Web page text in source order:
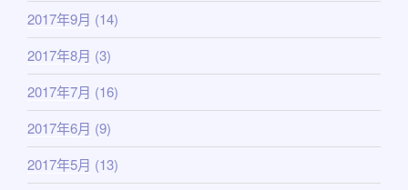
2017年9月 (14)
2017年8月 (3)
2017年7月 (16)
2017年6月 (9)
2017年5月 (13)